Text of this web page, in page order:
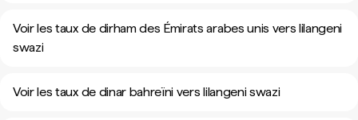
Voir les taux de dirham des Émirats arabes unis vers lilangeni
swazi
Voir les taux de dinar bahreïni vers lilangeni swazi